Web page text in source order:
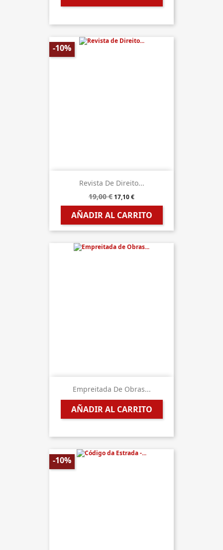
Revista De Direito...
19,00 € 17,10 €
AÑADIR AL CARRITO
-10%
Empreitada De Obras...
AÑADIR AL CARRITO
-10%